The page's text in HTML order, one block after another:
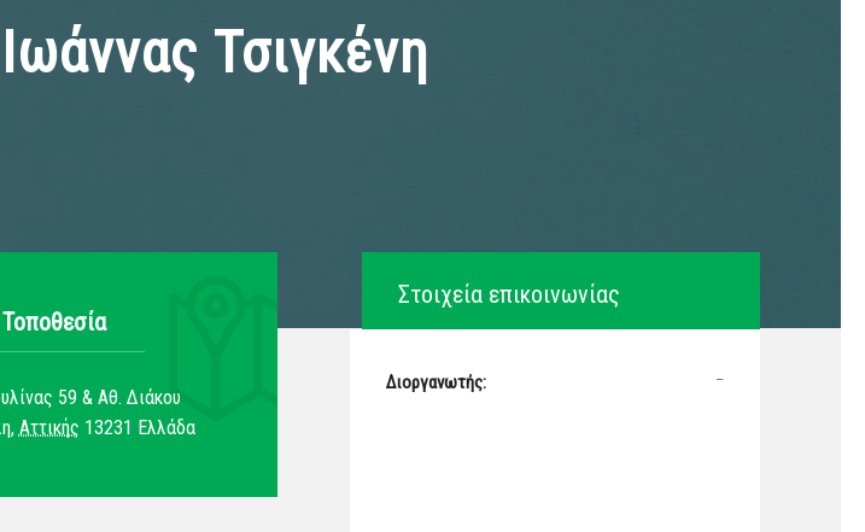
Τσιγκένη
Τοποθεσία
59 & Αθ. Διάκου
, Αττικής 13231 Ελλάδα
Στοιχεία επικοινωνίας
Διοργανωτής: –